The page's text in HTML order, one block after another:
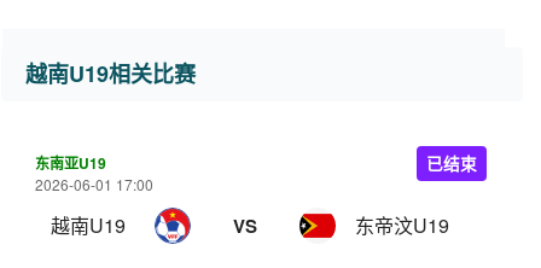
越南U19相关比赛
东南亚U19
2026-06-01 17:00
越南U19 VS 东帝汶U19
已结束